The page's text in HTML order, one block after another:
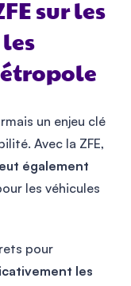
sur les
un enjeu clé
Avec la ZFE,
également
les véhicules
pour
les